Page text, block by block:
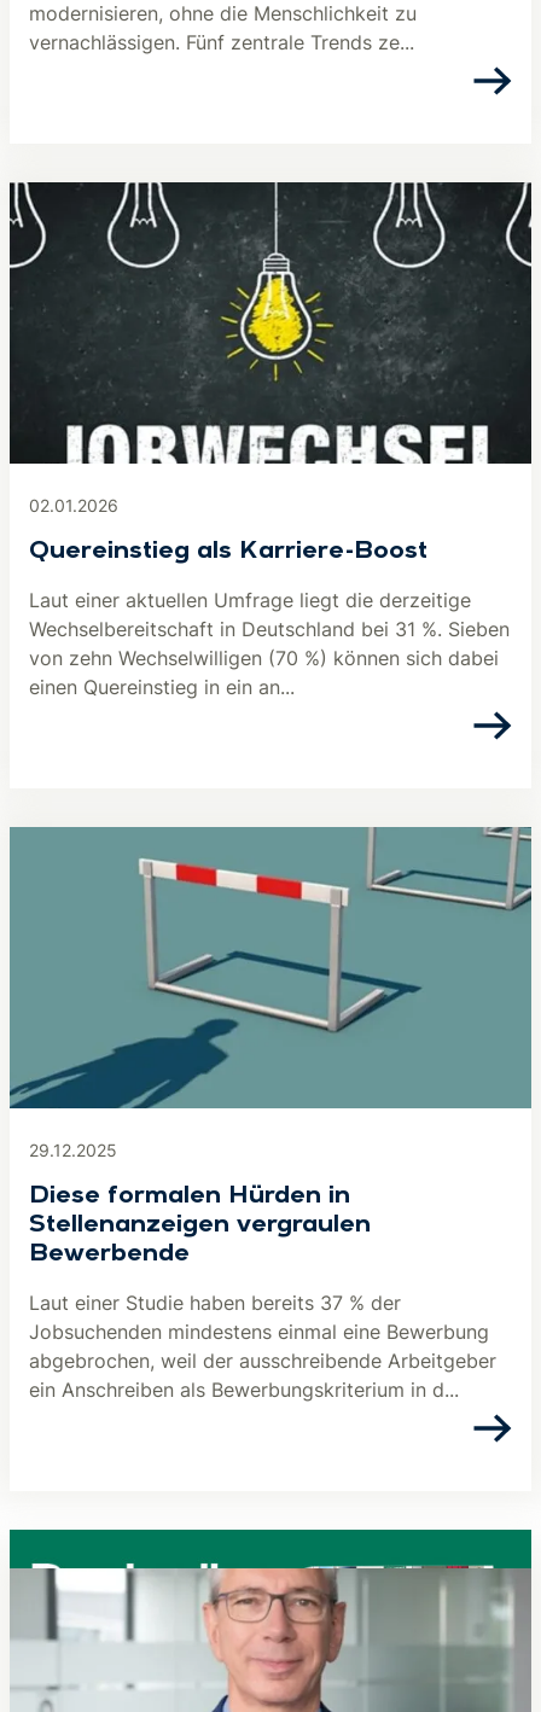
modernisieren, ohne die Menschlichkeit zu
vernachlässigen. Fünf zentrale Trends ze...
02.01.2026
Quereinstieg als Karriere-Boost
Laut einer aktuellen Umfrage liegt die derzeitige
Wechselbereitschaft in Deutschland bei 31 %. Sieben
von zehn Wechselwilligen (70 %) können sich dabei
einen Quereinstieg in ein an...
29.12.2025
Diese formalen Hürden in
Stellenanzeigen vergraulen
Bewerbende
Laut einer Studie haben bereits 37 % der
Jobsuchenden mindestens einmal eine Bewerbung
abgebrochen, weil der ausschreibende Arbeitgeber
ein Anschreiben als Bewerbungskriterium in d...